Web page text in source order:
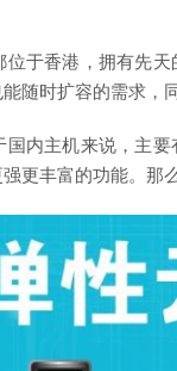
于香港，拥有先
随时扩容的需求，
内主机来说，主
更丰富的功能。那